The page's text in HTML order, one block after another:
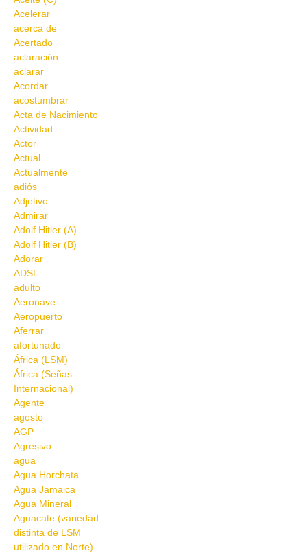
Acelerar
acerca de
Acertado
aclaración
aclarar
Acordar
acostumbrar
Acta de Nacimiento
Actividad
Actor
Actual
Actualmente
adiós
Adjetivo
Admirar
Adolf Hitler (A)
Adolf Hitler (B)
Adorar
ADSL
adulto
Aeronave
Aeropuerto
Aferrar
afortunado
África (LSM)
África (Señas
Internacional)
Agente
agosto
AGP
Agresivo
agua
Agua Horchata
Agua Jamaica
Agua Mineral
Aguacate (variedad
distinta de LSM
utilizado en Norte)